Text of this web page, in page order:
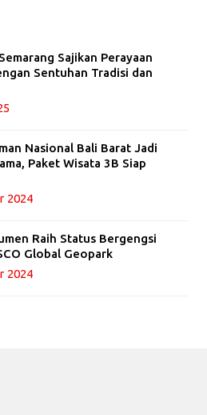
Sajikan Perayaan
Sentuhan Tradisi dan
Nasional Bali Barat Jadi
Paket Wisata 3B Siap
2024
Raih Status Bergengsi
Global Geopark
2024